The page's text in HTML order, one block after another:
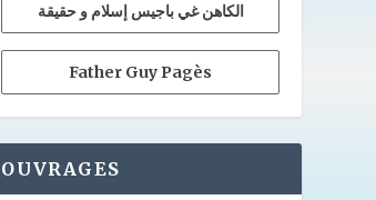
الكاهن غي باجيس إسلام و حقيقة
Father Guy Pagès
OUVRAGES